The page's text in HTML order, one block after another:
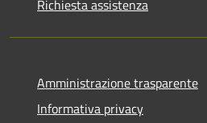
Richiesta assistenza
Amministrazione trasparente
Informativa privacy